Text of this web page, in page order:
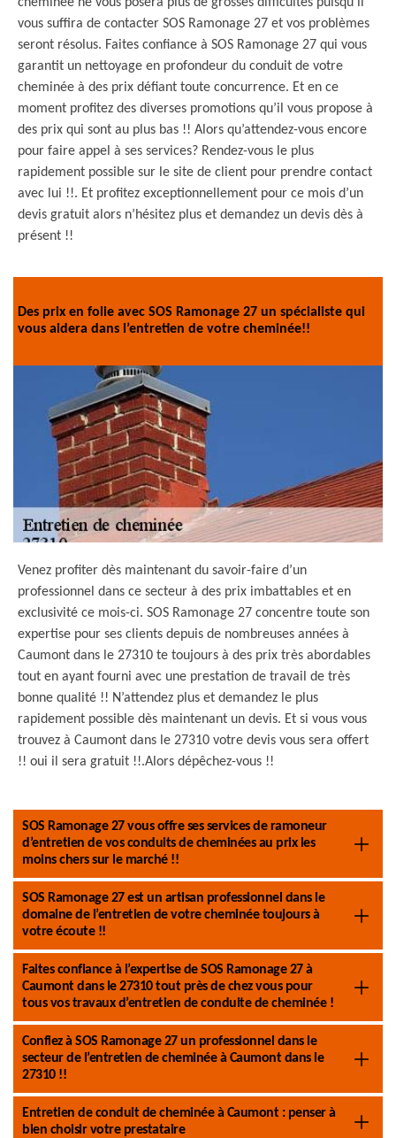
vous suffira de contacter SOS Ramonage 27 et vos problèmes
seront résolus. Faites confiance à SOS Ramonage 27 qui vous
garantit un nettoyage en profondeur du conduit de votre
cheminée à des prix défiant toute concurrence. Et en ce
moment profitez des diverses promotions qu’il vous propose à
des prix qui sont au plus bas !! Alors qu’attendez-vous encore
pour faire appel à ses services? Rendez-vous le plus
rapidement possible sur le site de client pour prendre contact
avec lui !!. Et profitez exceptionnellement pour ce mois d’un
devis gratuit alors n’hésitez plus et demandez un devis dès à
présent !!
Des prix en folie avec SOS Ramonage 27 un spécialiste qui
vous aidera dans l’entretien de votre cheminée!!
Venez profiter dès maintenant du savoir-faire d’un
professionnel dans ce secteur à des prix imbattables et en
exclusivité ce mois-ci. SOS Ramonage 27 concentre toute son
expertise pour ses clients depuis de nombreuses années à
Caumont dans le 27310 te toujours à des prix très abordables
tout en ayant fourni avec une prestation de travail de très
bonne qualité !! N’attendez plus et demandez le plus
rapidement possible dès maintenant un devis. Et si vous vous
trouvez à Caumont dans le 27310 votre devis vous sera offert
!! oui il sera gratuit !!.Alors dépêchez-vous !!
SOS Ramonage 27 vous offre ses services de ramoneur
d’entretien de vos conduits de cheminées au prix les
moins chers sur le marché !!
SOS Ramonage 27 est un artisan professionnel dans le
domaine de l’entretien de votre cheminée toujours à
votre écoute !!
Faites confiance à l’expertise de SOS Ramonage 27 à
Caumont dans le 27310 tout près de chez vous pour
tous vos travaux d’entretien de conduite de cheminée !
Confiez à SOS Ramonage 27 un professionnel dans le
secteur de l’entretien de cheminée à Caumont dans le
27310 !!
Entretien de conduit de cheminée à Caumont : penser à
bien choisir votre prestataire